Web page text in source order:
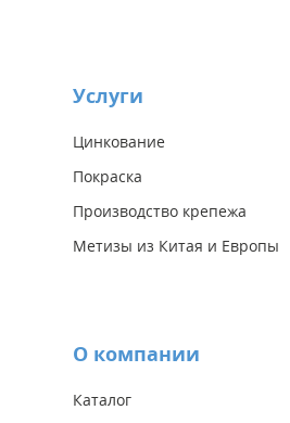
Услуги
Цинкование
Покраска
Производство крепежа
Метизы из Китая и Европы
О компании
Каталог